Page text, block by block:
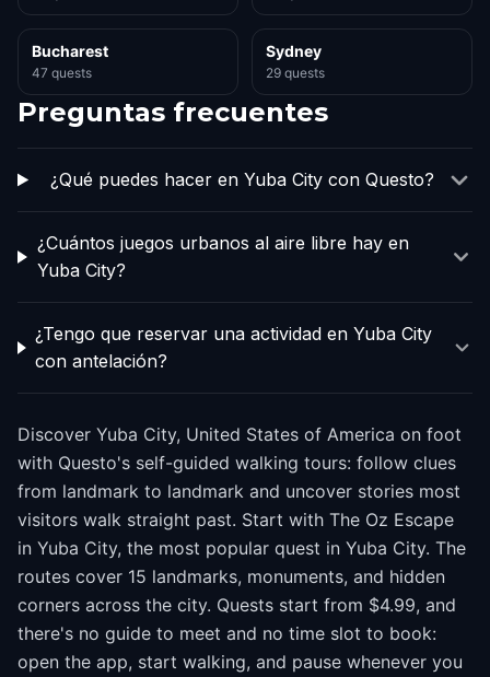
Bucharest
47 quests
Sydney
29 quests
Preguntas frecuentes
¿Qué puedes hacer en Yuba City con Questo?
¿Cuántos juegos urbanos al aire libre hay en
Yuba City?
¿Tengo que reservar una actividad en Yuba City
con antelación?
Discover Yuba City, United States of America on foot
with Questo's self-guided walking tours: follow clues
from landmark to landmark and uncover stories most
visitors walk straight past. Start with The Oz Escape
in Yuba City, the most popular quest in Yuba City. The
routes cover 15 landmarks, monuments, and hidden
corners across the city. Quests start from $4.99, and
there's no guide to meet and no time slot to book:
open the app, start walking, and pause whenever you